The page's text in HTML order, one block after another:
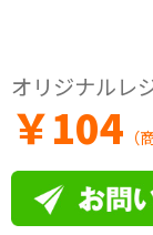
オリジナルレ
￥104 （